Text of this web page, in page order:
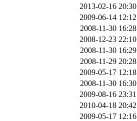
2013-02-16 20:30
2009-06-14 12:12
2008-11-30 16:28
2008-12-23 22:10
2008-11-30 16:29
2008-11-29 20:28
2009-05-17 12:18
2008-11-30 16:30
2009-08-16 23:31
2010-04-18 20:42
2009-05-17 12:16